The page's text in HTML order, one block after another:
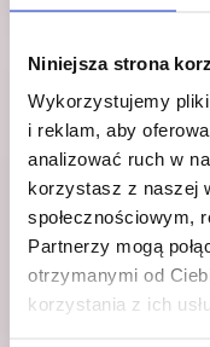
Niniejsza strona
Wykorzystujemy
i reklam, aby
analizować ruch w
korzystasz z naszej
społecznościowym,
Partnerzy mogą
otrzymanymi od
korzystania z ich